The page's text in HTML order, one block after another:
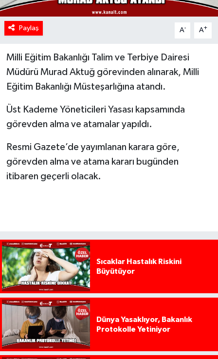
Paylaş A- A+
Milli Eğitim Bakanlığı Talim ve Terbiye Dairesi
Müdürü Murad Aktuğ görevinden alınarak, Milli
Eğitim Bakanlığı Müsteşarlığına atandı.
Üst Kademe Yöneticileri Yasası kapsamında
görevden alma ve atamalar yapıldı.
Resmi Gazete’de yayımlanan karara göre,
görevden alma ve atama kararı bugünden
itibaren geçerli olacak.
Sıcaklar Hastalık Riskini
Büyütüyor
Dünya Yasaklıyor, Bakanlık
Protokolle Yetiniyor